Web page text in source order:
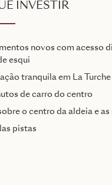
INVESTIR
novos com acesso
esqui
tranquila em La Turche
de carro do centro
o centro da aldeia e as
pistas